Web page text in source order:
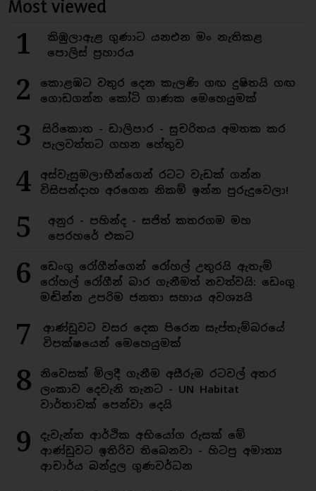
Most viewed
1
කිඹුලාඇළ ගුණාට යනඑන මං නැතිකළ
පොලිස් ප්‍රහාරය
2
කොළඹට වතුර දෙන කැලණි ගඟ දුෂිතයි ගඟ
ගොඩගන්න කෝටි ගාණක මෙහෙයුමක්
3
සිරිකොත - ඩාලිපාර - සුචරිතය අමතක කර
පැලවත්තට ගහන හේතුව
4
අස්වැසුමලාභීන්ගෙන් රටට වැඩක් ගන්න
විසිපන්දාහ අරගෙන නිකම් ඉන්න පුරුදුවෙලා!
5
අනුර - පහින්ද - සජිත් කතරගම මහ
පෙරහරේ එකට
6
ඩෙංගු රෝගීන්ගෙන් රෝහල් උතුරයි ඇතැම්
රෝහල් රෝගීන් බාර ගැනීමත් නවත්වයි: ඩෙංගු
මඬින්න උපරිම ජනතා සහාය අවශ්‍යයි
7
ආණ්ඩුවට වසර දෙක පිරෙන සැප්තැම්බරයේ
විපක්ෂයෙන් මෙහෙයුමක්
8
නිවෙසක් මිලදී ගැනීම අසීරුම රටවල් අතර
ලංකාව දෙවැනි තැනට - UN Habitat
වාර්තාවක් පෙන්වා දෙයි
9
දැවැන්ත ආර්ථික අභියෝග රුසක් මේ
ආණ්ඩුවට ඉතිරිව තිබෙනවා - හිටපු අමාත්‍ය
ආචාර්ය බන්දුල ගුණවර්ධන